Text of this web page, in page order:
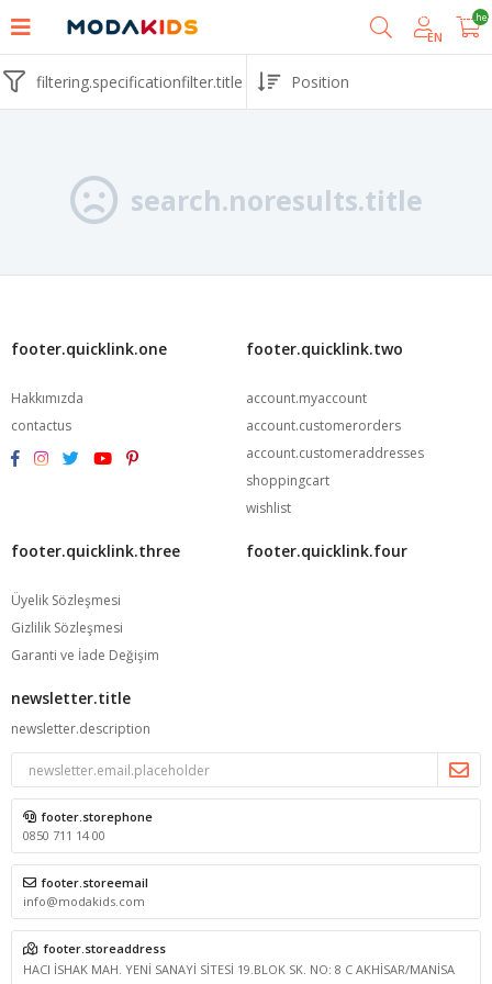
EN
filtering.specificationfilter.title
search.noresults.title
footer.quicklink.one
Hakkımızda
contactus
footer.quicklink.two
account.myaccount
account.customerorders
account.customeraddresses
shoppingcart
wishlist
footer.quicklink.three
Üyelik Sözleşmesi
Gizlilik Sözleşmesi
Garanti ve İade Değişim
footer.quicklink.four
newsletter.title
newsletter.description
footer.storephone
0850 711 14 00
footer.storeemail
info@modakids.com
footer.storeaddress
HACI İSHAK MAH. YENİ SANAYİ SİTESİ 19.BLOK SK. NO: 8 C AKHİSAR/MANİSA